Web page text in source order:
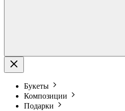
Букеты
Композиции
Подарки